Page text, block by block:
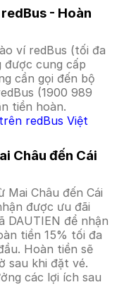
- Hoàn
ví redBus (tối đa
được cung cấp
cần gọi đến bộ
(1900 989
tiền hoàn.
redBus Việt
Châu đến Cái
Châu đến Cái
được ưu đãi
DAUTIEN để nhận
tiền 15% tối đa
Hoàn tiền sẽ
sau khi đặt vé.
các lợi ích sau